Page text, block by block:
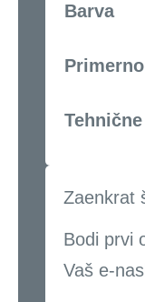
Barva
Zaenkrat
Bodi prvi
Vaš e-